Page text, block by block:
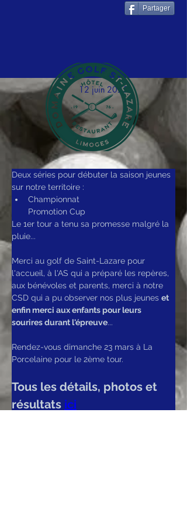
12 juin 2025
Partager
Deux séries pour débuter la saison jeunes
sur notre territoire :
Championnat
Promotion Cup
Le 1er tour a tenu sa promesse malgré la
pluie...
Merci au golf de Saint-Lazare pour
l'accueil, à l'AS qui a préparé les repères,
aux bénévoles et parents, merci à notre
CSD qui a pu observer nos plus jeunes et
enfin merci aux enfants pour leurs
sourires durant l'épreuve...
Rendez-vous dimanche 23 mars à La
Porcelaine pour le 2ème tour.
Tous les détails, photos et
résultats ici